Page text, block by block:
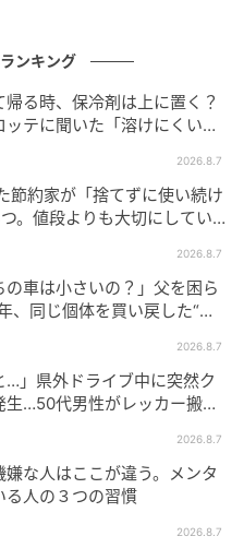
、ワイヤレスAndroid
ンキング
る時、保冷剤は上に置く？
テに聞いた「溶けにくい持
2026.8.7
節約家が「捨てずに使い続け
。値段よりも大切にしてい
2026.8.7
の車は小さいの？」父を困ら
、同じ個体を買い戻した“意
2026.8.7
…」県外ドライブ中に突然ク
生…50代男性がレッカー搬送
2026.8.7
嫌な人はここが違う。メンタ
る人の３つの習慣
2026.8.7